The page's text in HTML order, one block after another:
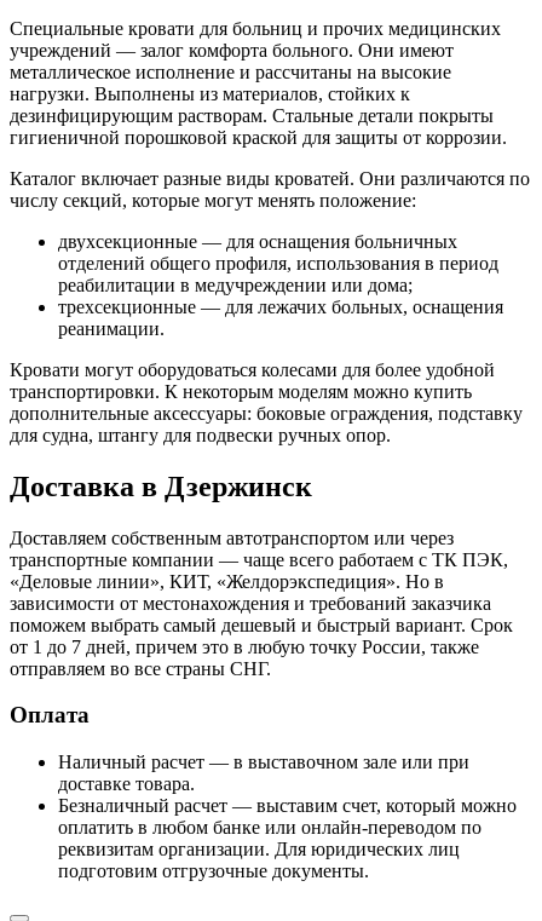
Специальные кровати для больниц и прочих медицинских
учреждений — залог комфорта больного. Они имеют
металлическое исполнение и рассчитаны на высокие
нагрузки. Выполнены из материалов, стойких к
дезинфицирующим растворам. Стальные детали покрыты
гигиеничной порошковой краской для защиты от коррозии.
Каталог включает разные виды кроватей. Они различаются по
числу секций, которые могут менять положение:
двухсекционные — для оснащения больничных
отделений общего профиля, использования в период
реабилитации в медучреждении или дома;
трехсекционные — для лежачих больных, оснащения
реанимации.
Кровати могут оборудоваться колесами для более удобной
транспортировки. К некоторым моделям можно купить
дополнительные аксессуары: боковые ограждения, подставку
для судна, штангу для подвески ручных опор.
Доставка в Дзержинск
Доставляем собственным автотранспортом или через
транспортные компании — чаще всего работаем с ТК ПЭК,
«Деловые линии», КИТ, «Желдорэкспедиция». Но в
зависимости от местонахождения и требований заказчика
поможем выбрать самый дешевый и быстрый вариант. Срок
от 1 до 7 дней, причем это в любую точку России, также
отправляем во все страны СНГ.
Оплата
Наличный расчет — в выставочном зале или при
доставке товара.
Безналичный расчет — выставим счет, который можно
оплатить в любом банке или онлайн-переводом по
реквизитам организации. Для юридических лиц
подготовим отгрузочные документы.